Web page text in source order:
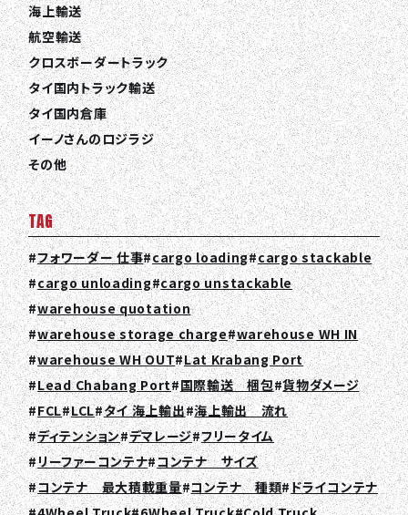
海上輸送
航空輸送
クロスボーダートラック
タイ国内トラック輸送
タイ国内倉庫
イーノさんのロジラジ
その他
TAG
フォワーダー 仕事 cargo loading cargo stackable
cargo unloading cargo unstackable
warehouse quotation
warehouse storage charge warehouse WH IN
warehouse WH OUT Lat Krabang Port
Lead Chabang Port 国際輸送 梱包 貨物ダメージ
FCL LCL タイ 海上輸出 海上輸出 流れ
ディテンション デマレージ フリータイム
リーファーコンテナ コンテナ サイズ
コンテナ 最大積載重量 コンテナ 種類 ドライコンテナ